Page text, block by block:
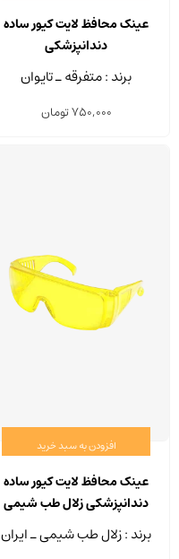
عینک محافظ لایت کیور ساده
دندانپزشکی
برند : متفرقه ـ تایوان
750,000تومان
افزودن به سبد خرید
عینک محافظ لایت کیور ساده
دندانپزشکی زلال طب شیمی
برند : زلال طب شیمی ـ ایران